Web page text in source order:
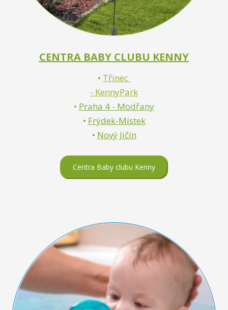
CENTRA BABY CLUBU KENNY
• Třinec
- KennyPark
• Praha 4 - Modřany
• Frýdek-Místek
• Nový Jičín
Centra Baby clubu Kenny